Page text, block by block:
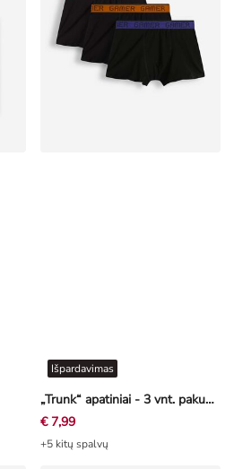
„Trunk“ apatiniai - 3 vnt. pakuotė
Išpardavimas
€ 7,99
+5 kitų spalvų